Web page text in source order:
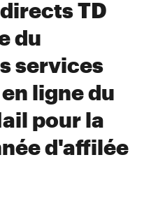
TD
du
services
ligne du
pour la
d'affilée